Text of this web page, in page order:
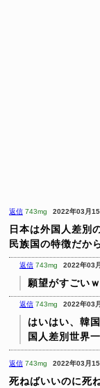
返信 743mg 2022年03月
日本は外国人差別
民族国の特徴だか
返信 743mg 2022年03
願望がすごいｗ
返信 743mg 2022年03
はいはい、韓
国人差別世界
返信 743mg 2022年03月
死ねばいいのに死